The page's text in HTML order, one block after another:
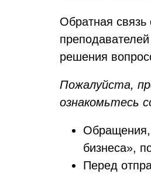
Обратная связь
решения
Пожалуйста,
ознакомьтесь
Обращения,
бизнеса»,
Перед